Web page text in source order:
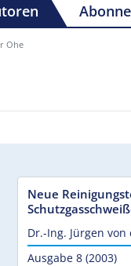
Ohe
Neue
Dr.-Ing. Jürgen von
Ausgabe 8 (2003)